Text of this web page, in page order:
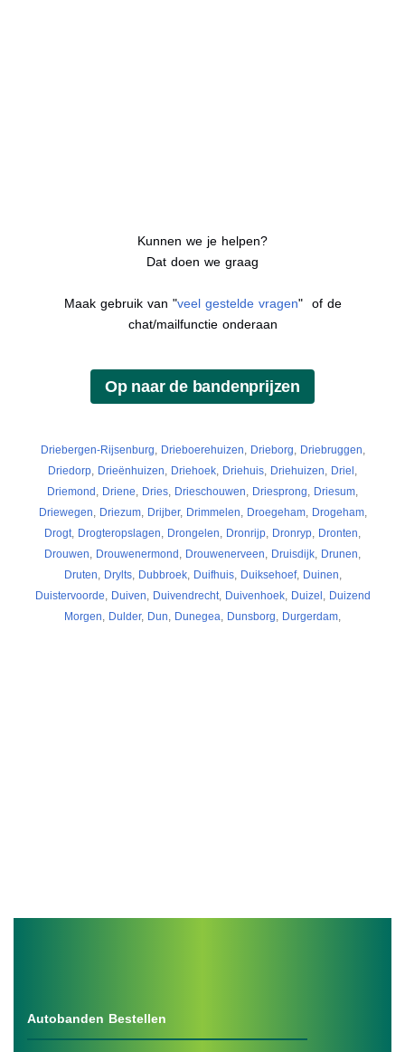
Kunnen we je helpen?
Dat doen we graag
Maak gebruik van "veel gestelde vragen" of de
chat/mailfunctie onderaan
Driebergen-Rijsenburg Drieboerehuizen Drieborg Driebruggen
Driedorp Drieënhuizen Driehoek Driehuis Driehuizen Driel
Driemond
Driene Dries Drieschouwen Driesprong Driesum
Driewegen
Driezum, Drijber, Drimmelen Droegeham, Drogeham,
Drogt Drogteropslagen Drongelen Dronrijp Dronryp Dronten
Drouwen
Drouwenermond Drouwenerveen Druisdijk Drunen
Druten
Drylts, Dubbroek, Duifhuis, Duiksehoef, Duinen
Duistervoorde
Duiven Duivendrecht, Duivenhoek, Duizel
Duizend
Morgen
Dulder, Dun Dunegea Dunsborg Durgerdam
Autobanden Bestellen